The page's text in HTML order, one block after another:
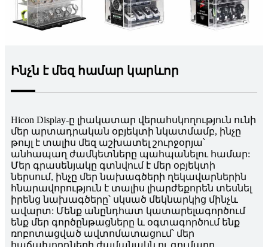
Ինչն է մեզ համար կարևոր
Hicon Display-ը լիակատար վերահսկողություն ունի
մեր արտադրական օբյեկտի նկատմամբ, ինչը
թույլ է տալիս մեզ աշխատել շուրջօրյա՝
անհապաղ ժամկետները պահպանելու համար:
Մեր գրասենյակը գտնվում է մեր օբյեկտի
ներսում, ինչը մեր նախագծերի ղեկավարներին
հնարավորություն է տալիս լիարժեքորեն տեսնել
իրենց նախագծերը՝ սկսած մեկնարկից մինչև
ավարտ: Մենք անընդհատ կատարելագործում
ենք մեր գործընթացները և օգտագործում ենք
ռոբոտացված ավտոմատացում՝ մեր
հաճախորդների ժամանակն ու գումարը